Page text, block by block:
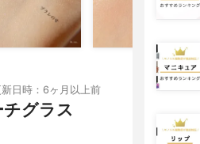
日時：6ヶ月以上前
グラス